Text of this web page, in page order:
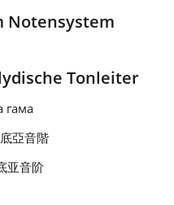
Notensystem
Tonleiter
гама
亞音階
亚音阶